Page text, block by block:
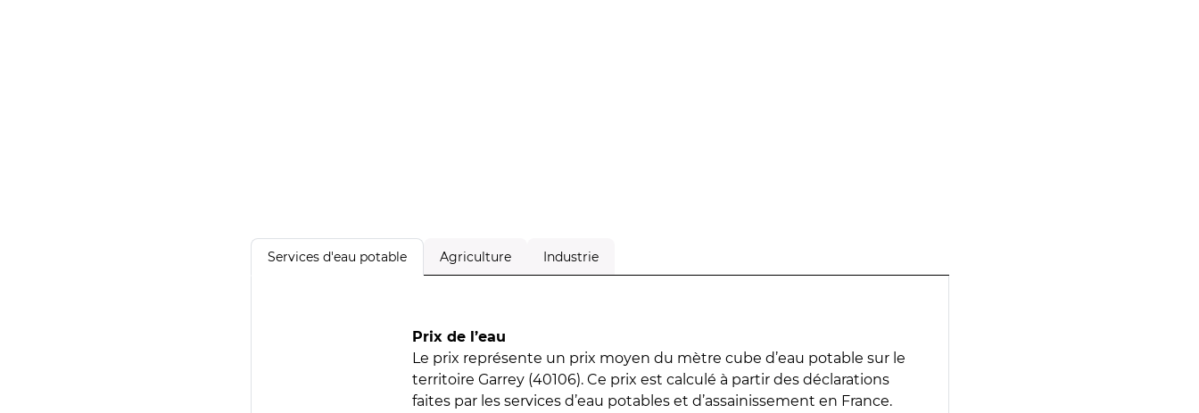
Services d'eau potable Agriculture Industrie
Prix de l’eau
Le prix représente un prix moyen du mètre cube d’eau potable sur le
territoire Garrey (40106). Ce prix est calculé à partir des déclarations
faites par les services d’eau potables et d’assainissement en France.